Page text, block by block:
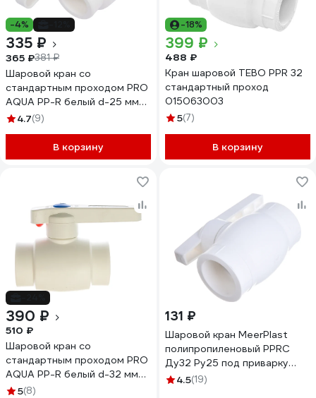
-4%
335 ₽
365 ₽381 ₽
Шаровой кран со
стандартным проходом PRO
AQUA PP-R белый d-25 мм
PA44010b
4.7(9)
В корзину
-18%
399 ₽
488 ₽
Кран шаровой TEBO PPR 32
стандартный проход
015063003
5(7)
В корзину
390 ₽
510 ₽
Шаровой кран со
стандартным проходом PRO
AQUA PP-R белый d-32 мм
PA44012b
5(8)
131 ₽
Шаровой кран MeerPlast
полипропиленовый PPRC
Ду32 Ру25 под приварку
D200-00038
4.5(19)